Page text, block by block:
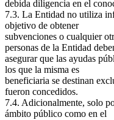
debida diligencia en el
7.3. La Entidad no utiliza
objetivo de obtener
subvenciones o cualquier
personas de la Entidad
asegurar que las ayudas
los que la misma es
beneficiaria se destinan
fueron concedidos.
7.4. Adicionalmente, solo
ámbito público como en el